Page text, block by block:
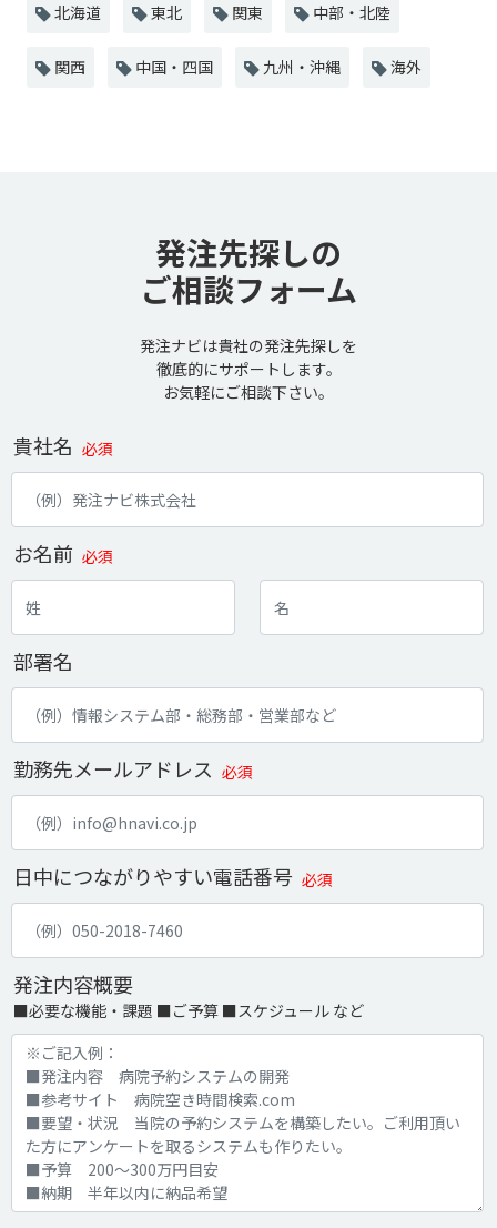
北海道 東北 関東 中部・北陸
関西 中国・四国 九州・沖縄 海外
発注先探しの
ご相談フォーム
発注ナビは貴社の発注先探しを
徹底的にサポートします。
お気軽にご相談下さい。
貴社名 必須
お名前 必須
部署名
勤務先メールアドレス 必須
日中につながりやすい電話番号 必須
発注内容概要
■必要な機能・課題 ■ご予算 ■スケジュール など